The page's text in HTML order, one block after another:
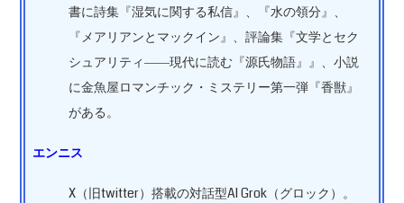
書に詩集『湿気に関する私信』、『水の領分』、
『メアリアンとマックイン』、評論集『文学とセク
シュアリティ――現代に読む『源氏物語』』、小説
に金魚屋ロマンチック・ミステリー第一弾『香獣』
がある。
エンニス
X（旧twitter）搭載の対話型AI Grok（グロック）。